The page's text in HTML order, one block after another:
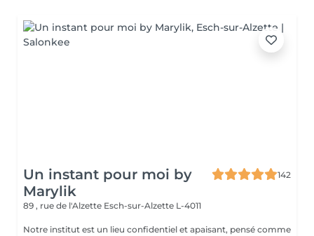
Un instant pour moi by
Marylik
142
89 , rue de l'Alzette Esch-sur-Alzette L-4011
Notre institut est un lieu confidentiel et apaisant, pensé comme